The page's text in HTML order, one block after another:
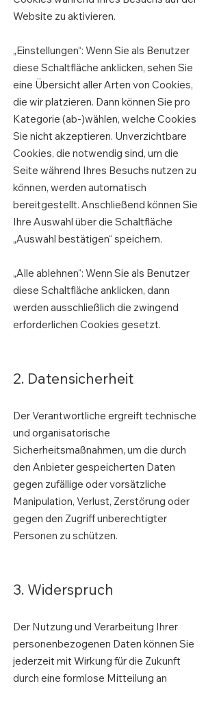
Website zu aktivieren.
„Einstellungen“: Wenn Sie als Benutzer
diese Schaltfläche anklicken, sehen Sie
eine Übersicht aller Arten von Cookies,
die wir platzieren. Dann können Sie pro
Kategorie (ab-)wählen, welche Cookies
Sie nicht akzeptieren. Unverzichtbare
Cookies, die notwendig sind, um die
Seite während Ihres Besuchs nutzen zu
können, werden automatisch
bereitgestellt. Anschließend können Sie
Ihre Auswahl über die Schaltfläche
„Auswahl bestätigen“ speichern.
„Alle ablehnen“: Wenn Sie als Benutzer
diese Schaltfläche anklicken, dann
werden ausschließlich die zwingend
erforderlichen Cookies gesetzt.
2. Datensicherheit
Der Verantwortliche ergreift technische
und organisatorische
Sicherheitsmaßnahmen, um die durch
den Anbieter gespeicherten Daten
gegen zufällige oder vorsätzliche
Manipulation, Verlust, Zerstörung oder
gegen den Zugriff unberechtigter
Personen zu schützen.
3. Widerspruch
Der Nutzung und Verarbeitung Ihrer
personenbezogenen Daten können Sie
jederzeit mit Wirkung für die Zukunft
durch eine formlose Mitteilung an